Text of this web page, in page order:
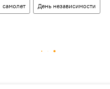
самолет День независимости